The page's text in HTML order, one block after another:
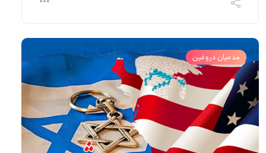
مدعیان دروغین